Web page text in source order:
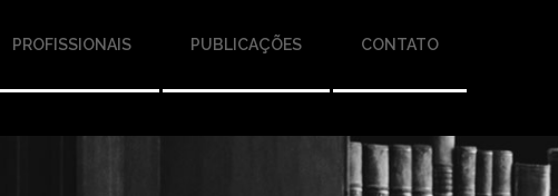
PROFISSIONAIS PUBLICAÇÕES CONTATO